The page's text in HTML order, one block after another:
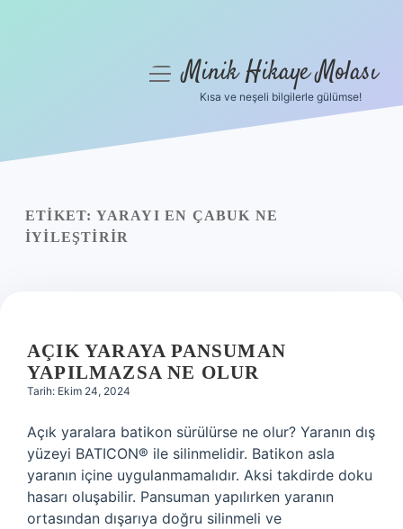
Yasal Uyarı
menüyüMinik Hikaye Molası
Kısa ve neşeli bilgilerle gülümse!
ETIKET: YARAYI EN ÇABUK NE
IYILEŞTIRIR
AÇIK YARAYA PANSUMAN
YAPILMAZSA NE OLUR
Tarih: Ekim 24, 2024
Açık yaralara batikon sürülürse ne olur? Yaranın dış
yüzeyi BATICON® ile silinmelidir. Batikon asla
yaranın içine uygulanmamalıdır. Aksi takdirde doku
hasarı oluşabilir. Pansuman yapılırken yaranın
ortasından dışarıya doğru silinmeli ve